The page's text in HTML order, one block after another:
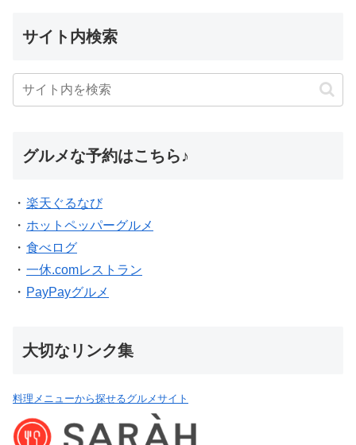
サイト内検索
グルメな予約はこちら♪
・ 楽天ぐるなび
・ ホットペッパーグルメ
・ 食べログ
・ 一休.comレストラン
・ PayPayグルメ
大切なリンク集
料理メニューから探せるグルメサイト